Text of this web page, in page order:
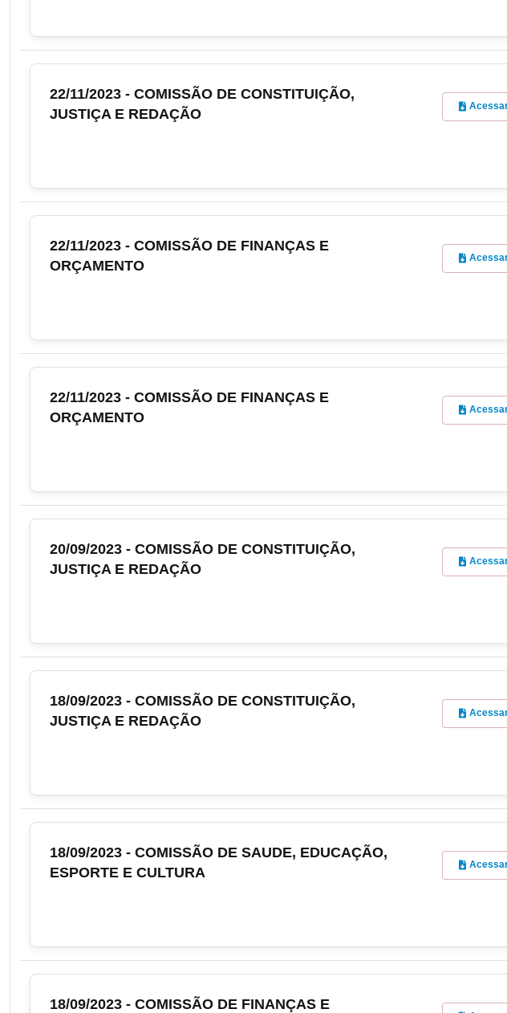
22/11/2023 - COMISSÃO DE CONSTITUIÇÃO,
JUSTIÇA E REDAÇÃO
22/11/2023 - COMISSÃO DE FINANÇAS E
ORÇAMENTO
22/11/2023 - COMISSÃO DE FINANÇAS E
ORÇAMENTO
20/09/2023 - COMISSÃO DE CONSTITUIÇÃO,
JUSTIÇA E REDAÇÃO
18/09/2023 - COMISSÃO DE CONSTITUIÇÃO,
JUSTIÇA E REDAÇÃO
18/09/2023 - COMISSÃO DE SAUDE, EDUCAÇÃO,
ESPORTE E CULTURA
18/09/2023 - COMISSÃO DE FINANÇAS E